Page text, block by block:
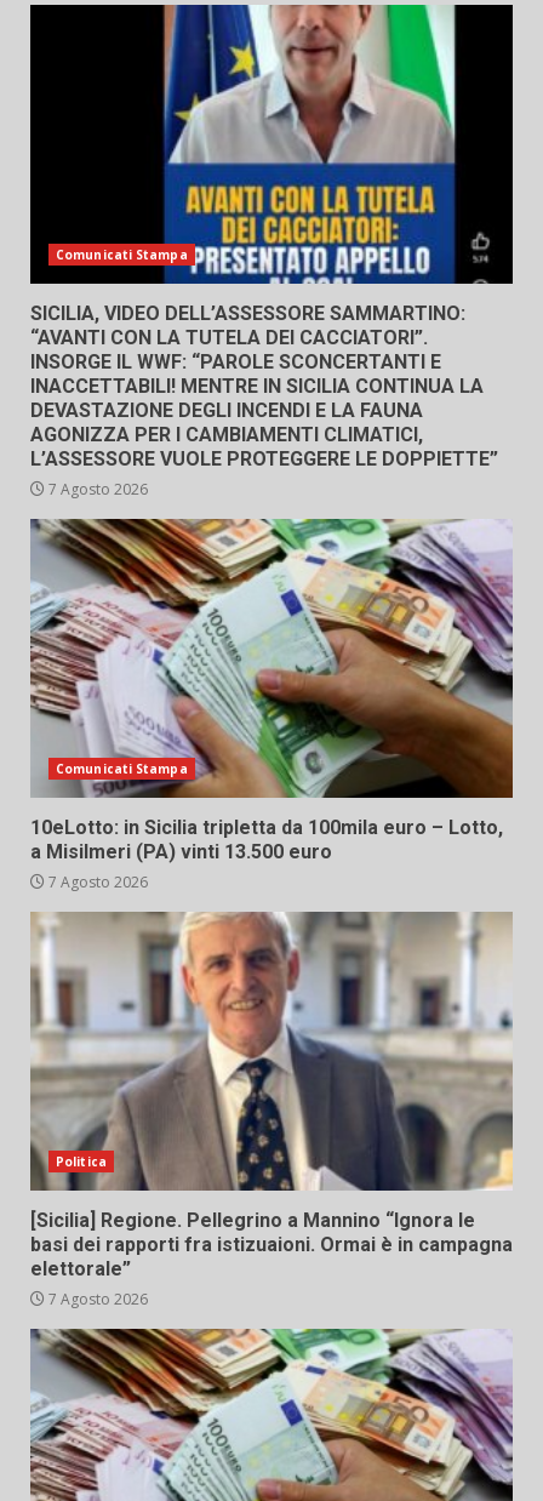
Comunicati Stampa
SICILIA, VIDEO DELL’ASSESSORE SAMMARTINO:
“AVANTI CON LA TUTELA DEI CACCIATORI”.
INSORGE IL WWF: “PAROLE SCONCERTANTI E
INACCETTABILI! MENTRE IN SICILIA CONTINUA LA
DEVASTAZIONE DEGLI INCENDI E LA FAUNA
AGONIZZA PER I CAMBIAMENTI CLIMATICI,
L’ASSESSORE VUOLE PROTEGGERE LE DOPPIETTE”
7 Agosto 2026
Comunicati Stampa
10eLotto: in Sicilia tripletta da 100mila euro – Lotto,
a Misilmeri (PA) vinti 13.500 euro
7 Agosto 2026
Politica
[Sicilia] Regione. Pellegrino a Mannino “Ignora le
basi dei rapporti fra istizuaioni. Ormai è in campagna
elettorale”
7 Agosto 2026